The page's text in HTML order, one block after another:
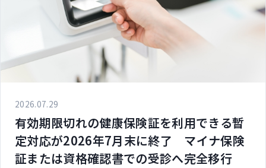
2026.07.29
有効期限切れの健康保険証を利用できる暫
定対応が2026年7月末に終了 マイナ保険
証または資格確認書での受診へ完全移行